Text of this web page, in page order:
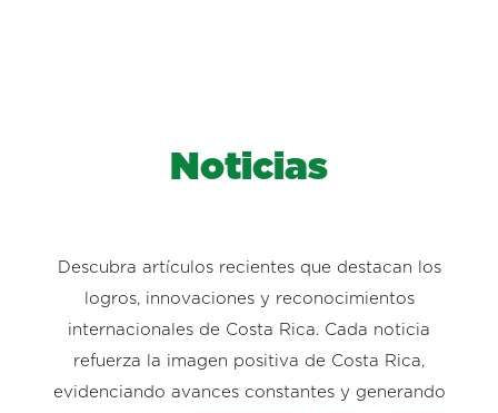
Noticias
Descubra artículos recientes que destacan los
logros, innovaciones y reconocimientos
internacionales de Costa Rica. Cada noticia
refuerza la imagen positiva de Costa Rica,
evidenciando avances constantes y generando